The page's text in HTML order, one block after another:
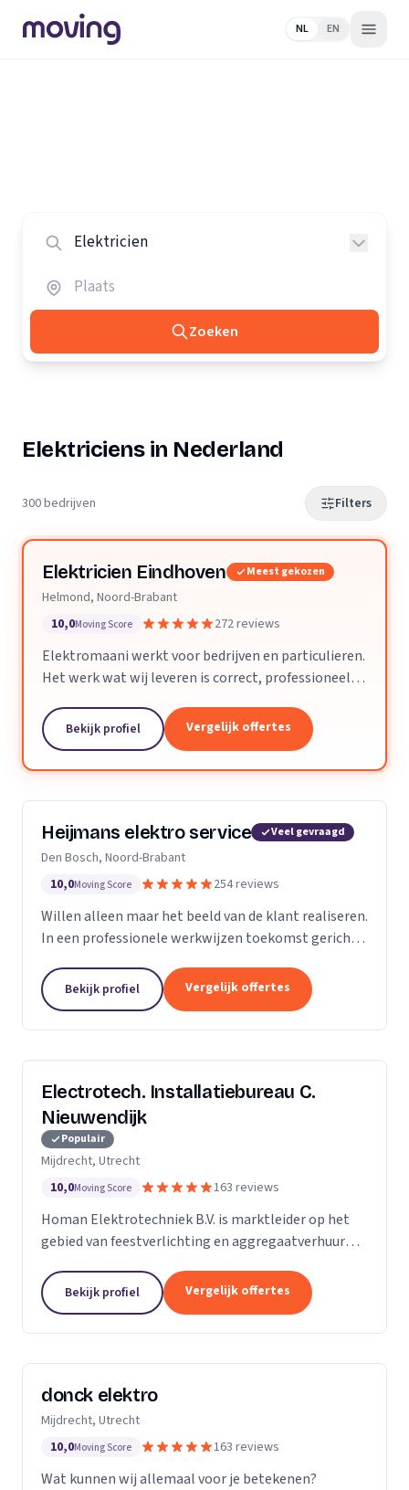
NL EN
Zoeken
Elektriciens in Nederland
300 bedrijven Filters
Elektricien Eindhoven Meest gekozen
Helmond, Noord-Brabant
10,0Moving Score 272 reviews
Elektromaani werkt voor bedrijven en particulieren.
Het werk wat wij leveren is correct, professioneel
of grote projecten zijn geen enkel probleem.
Bekijk profiel Vergelijk offertes
Heijmans elektro service Veel gevraagd
Den Bosch, Noord-Brabant
10,0Moving Score 254 reviews
Willen alleen maar het beeld van de klant realiseren.
In een professionele werkwijzen toekomst gericht.
toekomst.
Bekijk profiel Vergelijk offertes
Electrotech. Installatiebureau C.
Nieuwendijk
Populair
Mijdrecht, Utrecht
10,0Moving Score 163 reviews
Homan Elektrotechniek B.V. is marktleider op het
gebied van feestverlichting en aggregaatverhuur
energievoorziening van kermissen door heel
Nederland.
Bekijk profiel Vergelijk offertes
donck elektro
Mijdrecht, Utrecht
10,0Moving Score 163 reviews
Wat kunnen wij allemaal voor je betekenen?